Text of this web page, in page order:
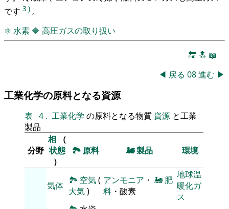
です 3 ) 。
⚛ 水素 🔷 高圧ガスの取り扱い
🔚 🔝 📖
◀ 戻る 08進む ▶
工業化学の原料となる資源
表 4 . 工業化学 の原料となる物質 資源 と工業
製品
分野
相
（
状態
）
🏞 原料 🚂製品 環境
気体 🏞 空気(
大気)
アンモニア ・ 🚂 肥
料 ・酸素
地球温
暖化ガ
ス